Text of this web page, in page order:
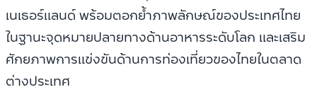
เนเธอร์แลนด์ พร้อมตอกย้ำภาพลักษณ์ของประเทศไทย
ในฐานะจุดหมายปลายทางด้านอาหารระดับโลก และเสริม
ศักยภาพการแข่งขันด้านการท่องเที่ยวของไทยในตลาด
ต่างประเทศ